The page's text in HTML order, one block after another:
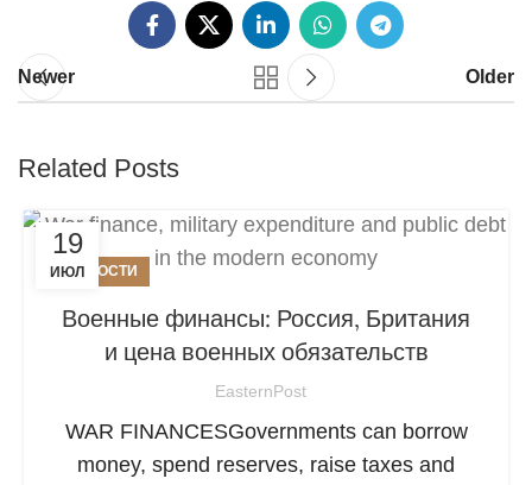
Newer Older
Related Posts
19
ИЮЛНОВОСТИ
Военные финансы: Россия, Британия
и цена военных обязательств
EasternPost
WAR FINANCESGovernments can borrow
money, spend reserves, raise taxes and